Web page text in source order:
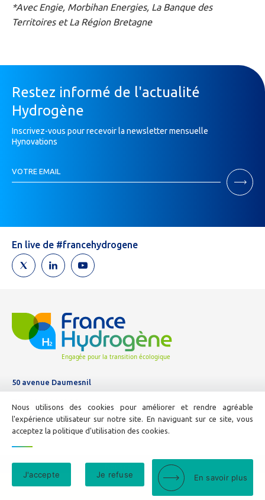
*Avec Engie, Morbihan Energies, La Banque des
Territoires et La Région Bretagne
Restez informé de l'actualité
Hydrogène
Inscrivez-vous pour recevoir la newsletter mensuelle
Hynovations
Newsletter
VOTRE EMAIL
Si
un
humain,
ne
remplissez
pas
En live de #francehydrogene
50 avenue Daumesnil
01 44 11 10 04
E-mail :
info@france-hydrogene.org
© France Hydrogène - 2026
Mentions légales
Nous utilisons des cookies pour améliorer et rendre agréable
l'expérience utilisateur sur notre site. En naviguant sur ce site, vous
acceptez la politique d'utilisation des cookies.
J'accepte Je refuse En savoir plus